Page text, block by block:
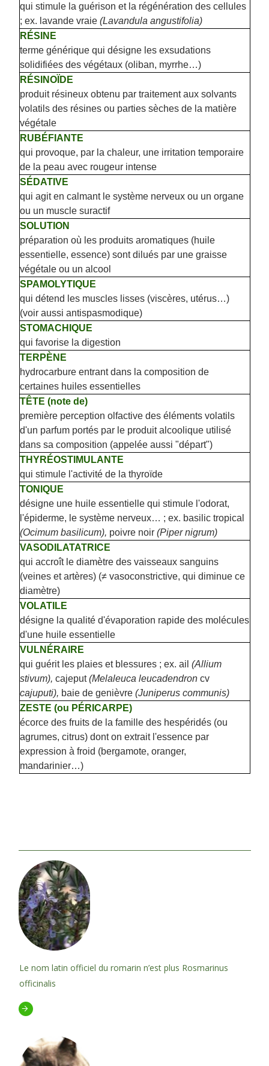
qui stimule la guérison et la régénération des cellules
; ex. lavande vraie (Lavandula angustifolia)
RÉSINE
terme générique qui désigne les exsudations
solidifiées des végétaux (oliban, myrrhe…)
RÉSINOÏDE
produit résineux obtenu par traitement aux solvants
volatils des résines ou parties sèches de la matière
végétale
RUBÉFIANTE
qui provoque, par la chaleur, une irritation temporaire
de la peau avec rougeur intense
SÉDATIVE
qui agit en calmant le système nerveux ou un organe
ou un muscle suractif
SOLUTION
préparation où les produits aromatiques (huile
essentielle, essence) sont dilués par une graisse
végétale ou un alcool
SPAMOLYTIQUE
qui détend les muscles lisses (viscères, utérus…)
(voir aussi antispasmodique)
STOMACHIQUE
qui favorise la digestion
TERPÈNE
hydrocarbure entrant dans la composition de
certaines huiles essentielles
TÊTE (note de)
première perception olfactive des éléments volatils
d'un parfum portés par le produit alcoolique utilisé
dans sa composition (appelée aussi "départ")
THYRÉOSTIMULANTE
qui stimule l'activité de la thyroïde
TONIQUE
désigne une huile essentielle qui stimule l'odorat,
l'épiderme, le système nerveux… ; ex. basilic tropical
(Ocimum basilicum), poivre noir (Piper nigrum)
VASODILATATRICE
qui accroît le diamètre des vaisseaux sanguins
(veines et artères) (≠ vasoconstrictive, qui diminue ce
diamètre)
VOLATILE
désigne la qualité d'évaporation rapide des molécules
d'une huile essentielle
VULNÉRAIRE
qui guérit les plaies et blessures ; ex. ail (Allium
stivum), cajeput(Melaleuca leucadendron cv
cajuputi), baie de genièvre (Juniperus communis)
ZESTE (ou PÉRICARPE)
écorce des fruits de la famille des hespéridés (ou
agrumes, citrus) dont on extrait l'essence par
expression à froid (bergamote, oranger,
mandarinier…)
Le nom latin officiel du romarin n’est plus Rosmarinus
officinalis